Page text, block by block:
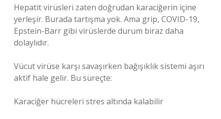
Hepatit virüsleri zaten doğrudan karaciğerin içine
yerleşir. Burada tartışma yok. Ama grip, COVID-19,
Epstein-Barr gibi virüslerde durum biraz daha
dolaylıdır.
Vücut virüse karşı savaşırken bağışıklık sistemi aşırı
aktif hale gelir. Bu süreçte:
Karaciğer hücreleri stres altında kalabilir